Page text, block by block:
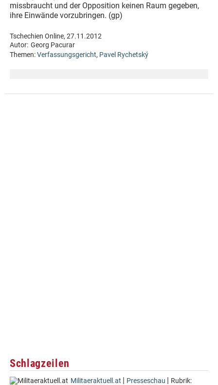
missbraucht und der Opposition keinen Raum gegeben,
ihre Einwände vorzubringen. (gp)
Tschechien Online, 27.11.2012
Autor: Georg Pacurar
Themen:Verfassungsgericht, Pavel Rychetský
Schlagzeilen
Militaeraktuell.at | Presseschau | Rubrik: